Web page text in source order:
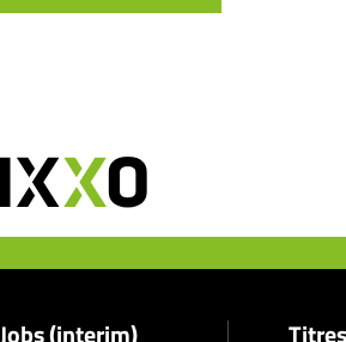
Jobs (interim)